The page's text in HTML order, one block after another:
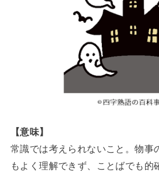
【意味】
常識では考えられないこと。物事
もよく理解できず、ことばでも的